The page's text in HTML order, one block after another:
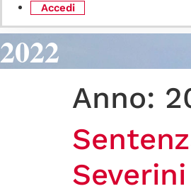
Accedi
2022
Anno:
Severini